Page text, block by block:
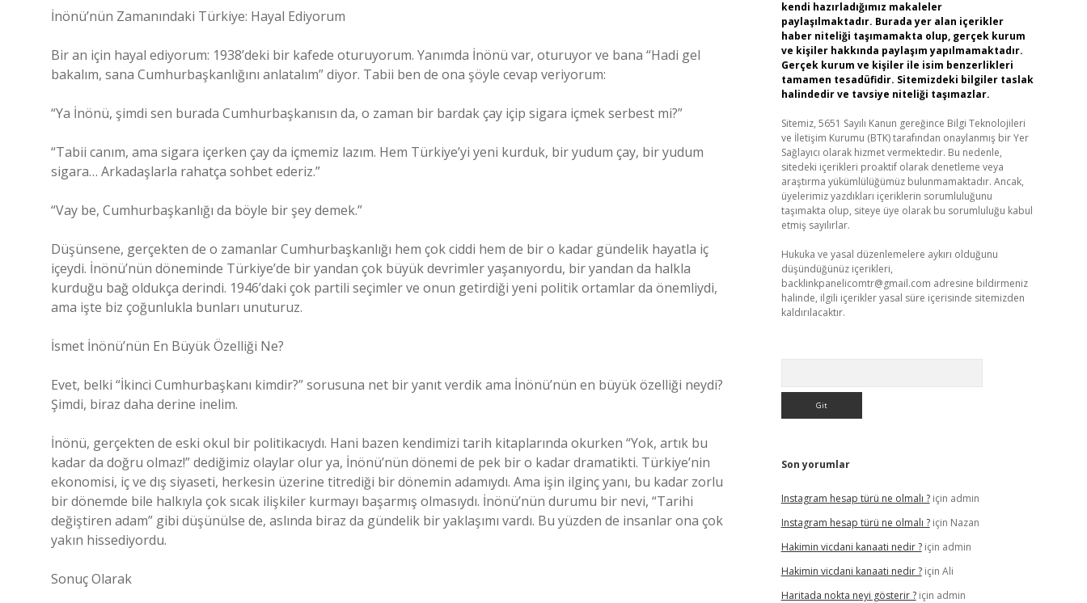
İnönü’nün Zamanındaki Türkiye: Hayal Ediyorum
Bir an için hayal ediyorum: 1938’deki bir kafede oturuyorum. Yanımda İnönü var, oturuyor ve bana “Hadi gel
bakalım, sana Cumhurbaşkanlığını anlatalım” diyor. Tabii ben de ona şöyle cevap veriyorum:
“Ya İnönü, şimdi sen burada Cumhurbaşkanısın da, o zaman bir bardak çay içip sigara içmek serbest mi?”
“Tabii canım, ama sigara içerken çay da içmemiz lazım. Hem Türkiye’yi yeni kurduk, bir yudum çay, bir yudum
sigara… Arkadaşlarla rahatça sohbet ederiz.”
“Vay be, Cumhurbaşkanlığı da böyle bir şey demek.”
Düşünsene, gerçekten de o zamanlar Cumhurbaşkanlığı hem çok ciddi hem de bir o kadar gündelik hayatla iç
içeydi. İnönü’nün döneminde Türkiye’de bir yandan çok büyük devrimler yaşanıyordu, bir yandan da halkla
kurduğu bağ oldukça derindi. 1946’daki çok partili seçimler ve onun getirdiği yeni politik ortamlar da önemliydi,
ama işte biz çoğunlukla bunları unuturuz.
İsmet İnönü’nün En Büyük Özelliği Ne?
Evet, belki “İkinci Cumhurbaşkanı kimdir?” sorusuna net bir yanıt verdik ama İnönü’nün en büyük özelliği neydi?
Şimdi, biraz daha derine inelim.
İnönü, gerçekten de eski okul bir politikacıydı. Hani bazen kendimizi tarih kitaplarında okurken “Yok, artık bu
kadar da doğru olmaz!” dediğimiz olaylar olur ya, İnönü’nün dönemi de pek bir o kadar dramatikti. Türkiye’nin
ekonomisi, iç ve dış siyaseti, herkesin üzerine titrediği bir dönemin adamıydı. Ama işin ilginç yanı, bu kadar zorlu
bir dönemde bile halkıyla çok sıcak ilişkiler kurmayı başarmış olmasıydı. İnönü’nün durumu bir nevi, “Tarihi
değiştiren adam” gibi düşünülse de, aslında biraz da gündelik bir yaklaşımı vardı. Bu yüzden de insanlar ona çok
yakın hissediyordu.
Sonuç Olarak
kendi hazırladığımız makaleler
paylaşılmaktadır. Burada yer alan içerikler
haber niteliği taşımamakta olup, gerçek kurum
ve kişiler hakkında paylaşım yapılmamaktadır.
Gerçek kurum ve kişiler ile isim benzerlikleri
tamamen tesadüfidir. Sitemizdeki bilgiler taslak
halindedir ve tavsiye niteliği taşımazlar.
Sitemiz, 5651 Sayılı Kanun gereğince Bilgi Teknolojileri
ve İletişim Kurumu (BTK) tarafından onaylanmış bir Yer
Sağlayıcı olarak hizmet vermektedir. Bu nedenle,
sitedeki içerikleri proaktif olarak denetleme veya
araştırma yükümlülüğümüz bulunmamaktadır. Ancak,
üyelerimiz yazdıkları içeriklerin sorumluluğunu
taşımakta olup, siteye üye olarak bu sorumluluğu kabul
etmiş sayılırlar.
Hukuka ve yasal düzenlemelere aykırı olduğunu
düşündüğünüz içerikleri,
backlinkpanelicomtr@gmail.com adresine bildirmeniz
halinde, ilgili içerikler yasal süre içerisinde sitemizden
kaldırılacaktır.
Son yorumlar
Instagram hesap türü ne olmalı ?için admin
Instagram hesap türü ne olmalı ?için Nazan
Hakimin vicdani kanaati nedir ?için admin
Hakimin vicdani kanaati nedir ?için Ali
Haritada nokta neyi gösterir ?için admin